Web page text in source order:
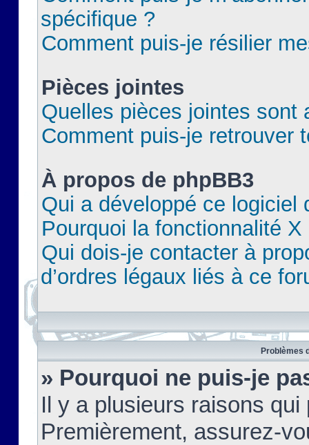
spécifique ?
Comment puis-je résilier
Pièces jointes
Quelles pièces jointes sont
Comment puis-je retrouver
À propos de phpBB3
Qui a développé ce logiciel
Pourquoi la fonctionnalité X
Qui dois-je contacter à
d’ordres légaux liés à ce
Problèmes
» Pourquoi ne puis-je
Il y a plusieurs raisons
Premièrement, assurez-